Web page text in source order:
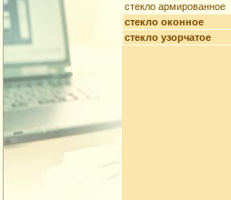
стекло армированное
стекло оконное
стекло узорчатое